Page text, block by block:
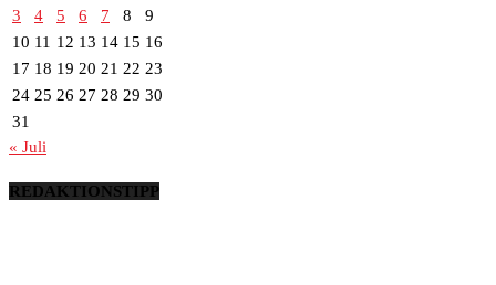
3
4 5 6 7 8
9
10 11 12 13 14 15 16
17 18 19 20 21 22 23
24 25 26 27 28 29 30
31
« Juli
REDAKTIONSTIPP